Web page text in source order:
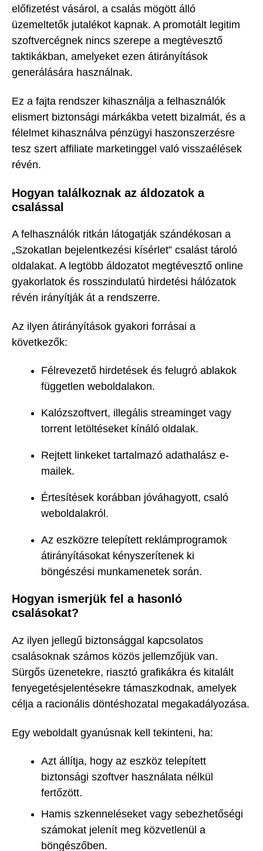
előfizetést vásárol, a csalás mögött álló
üzemeltetők jutalékot kapnak. A promotált legitim
szoftvercégnek nincs szerepe a megtévesztő
taktikákban, amelyeket ezen átirányítások
generálására használnak.
Ez a fajta rendszer kihasználja a felhasználók
elismert biztonsági márkákba vetett bizalmát, és a
félelmet kihasználva pénzügyi haszonszerzésre
tesz szert affiliate marketinggel való visszaélések
révén.
Hogyan találkoznak az áldozatok a
csalással
A felhasználók ritkán látogatják szándékosan a
„Szokatlan bejelentkezési kísérlet” csalást tároló
oldalakat. A legtöbb áldozatot megtévesztő online
gyakorlatok és rosszindulatú hirdetési hálózatok
révén irányítják át a rendszerre.
Az ilyen átirányítások gyakori forrásai a
következők:
Félrevezető hirdetések és felugró ablakok
független weboldalakon.
Kalózszoftvert, illegális streaminget vagy
torrent letöltéseket kínáló oldalak.
Rejtett linkeket tartalmazó adathalász e-
mailek.
Értesítések korábban jóváhagyott, csaló
weboldalakról.
Az eszközre telepített reklámprogramok
átirányításokat kényszerítenek ki
böngészési munkamenetek során.
Hogyan ismerjük fel a hasonló
csalásokat?
Az ilyen jellegű biztonsággal kapcsolatos
csalásoknak számos közös jellemzőjük van.
Sürgős üzenetekre, riasztó grafikákra és kitalált
fenyegetésjelentésekre támaszkodnak, amelyek
célja a racionális döntéshozatal megakadályozása.
Egy weboldalt gyanúsnak kell tekinteni, ha:
Azt állítja, hogy az eszköz telepített
biztonsági szoftver használata nélkül
fertőzött.
Hamis szkenneléseket vagy sebezhetőségi
számokat jelenít meg közvetlenül a
böngészőben.